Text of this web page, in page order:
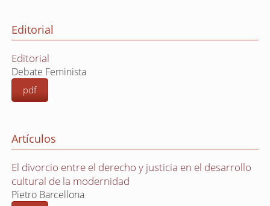
Editorial
Editorial
Debate Feminista
pdf
Artículos
El divorcio entre el derecho y justicia en el desarrollo
cultural de la modernidad
Pietro Barcellona